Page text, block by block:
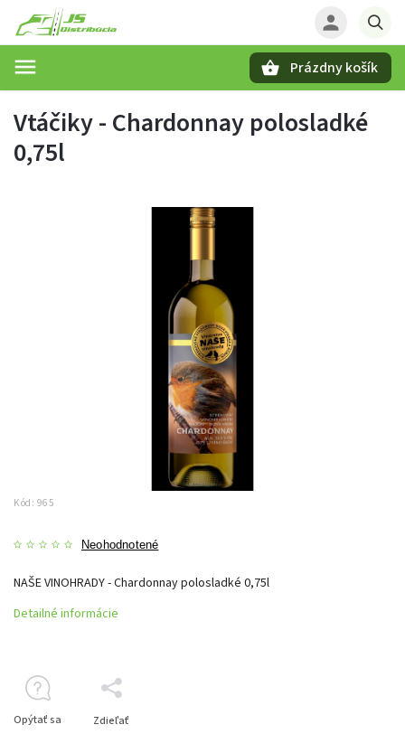
Prázdny košík
Vtáčiky - Chardonnay polosladké
0,75l
Kód: 965
Neohodnotené
NAŠE VINOHRADY - Chardonnay polosladké 0,75l
Detailné informácie
Opýtať sa Zdieľať